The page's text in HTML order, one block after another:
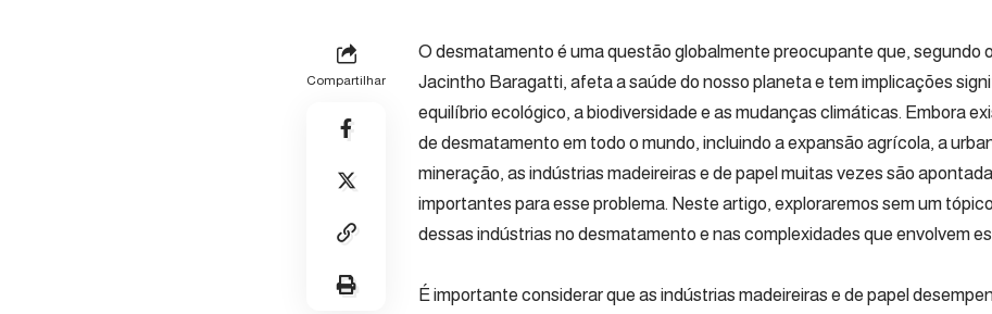
Compartilhar
O desmatamento é uma questão globalmente preocupante que, segundo
Jacintho Baragatti, afeta a saúde do nosso planeta e tem implicações
equilíbrio ecológico, a biodiversidade e as mudanças climáticas. Embora
de desmatamento em todo o mundo, incluindo a expansão agrícola, a
mineração, as indústrias madeireiras e de papel muitas vezes são
importantes para esse problema. Neste artigo, exploraremos sem um
dessas indústrias no desmatamento e nas complexidades que envolvem
É importante considerar que as indústrias madeireiras e de papel